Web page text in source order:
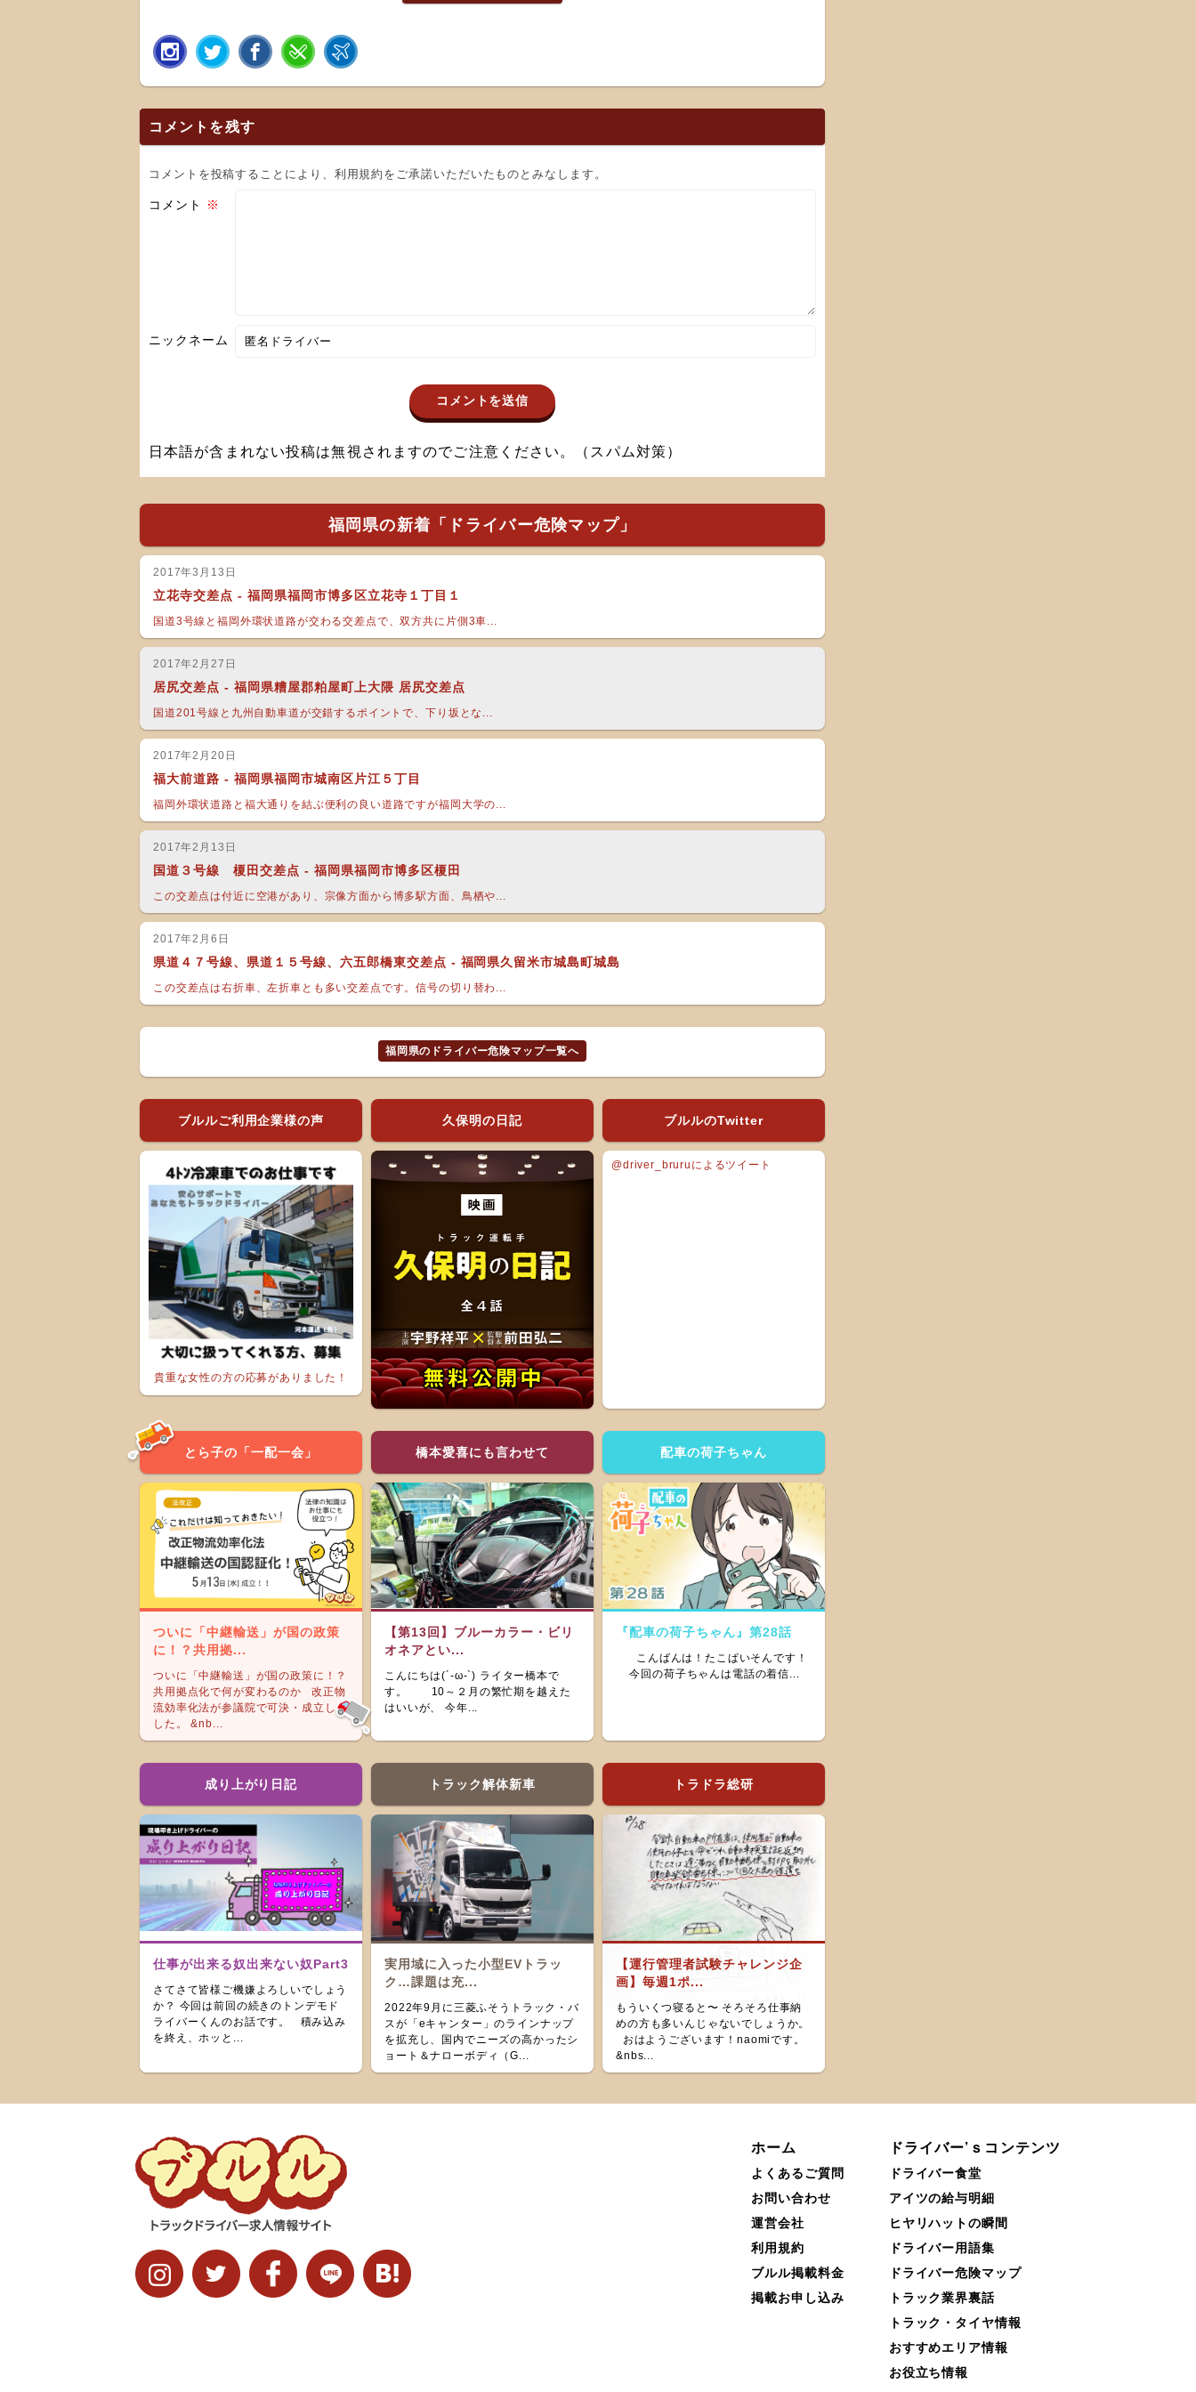
コメントを残す
コメントを投稿することにより、利用規約をご承諾いただいたものとみなします。
コメント ※
ニックネーム
日本語が含まれない投稿は無視されますのでご注意ください。（スパム対策）
福岡県の新着「ドライバー危険マップ」
2017年3月13日
立花寺交差点 - 福岡県福岡市博多区立花寺１丁目１
国道3号線と福岡外環状道路が交わる交差点で、双方共に片側3車...
2017年2月27日
居尻交差点 - 福岡県糟屋郡粕屋町上大隈 居尻交差点
国道201号線と九州自動車道が交錯するポイントで、下り坂とな...
2017年2月20日
福大前道路 - 福岡県福岡市城南区片江５丁目
福岡外環状道路と福大通りを結ぶ便利の良い道路ですが福岡大学の...
2017年2月13日
国道３号線 榎田交差点 - 福岡県福岡市博多区榎田
この交差点は付近に空港があり、宗像方面から博多駅方面、鳥栖や...
2017年2月6日
県道４７号線、県道１５号線、六五郎橋東交差点 - 福岡県久留米市城島町城島
この交差点は右折車、左折車とも多い交差点です。信号の切り替わ...
福岡県のドライバー危険マップ一覧へ
ブルルご利用企業様の声
貴重な女性の方の応募がありました！
久保明の日記 ブルルのTwitter
@driver_bruruによるツイート
とら子の「一配一会」
ついに「中継輸送」が国の政策
に！？共用拠...
ついに「中継輸送」が国の政策に！？
共用拠点化で何が変わるのか 改正物
流効率化法が参議院で可決・成立しま
した。 &nb...
橋本愛喜にも言わせて
【第13回】ブルーカラー・ビリ
オネアとい...
こんにちは(´-ω-`) ライター橋本で
す。 10～２月の繁忙期を越えた
はいいが、 今年...
配車の荷子ちゃん
『配車の荷子ちゃん』第28話
こんばんは！たこぱいそんです！
今回の荷子ちゃんは電話の着信...
成り上がり日記
仕事が出来る奴出来ない奴Part3
さてさて皆様ご機嫌よろしいでしょう
か？ 今回は前回の続きのトンデモド
ライバーくんのお話です。 積み込み
を終え、ホッと...
トラック解体新車
実用域に入った小型EVトラッ
ク…課題は充...
2022年9月に三菱ふそうトラック・バ
スが「eキャンター」のラインナップ
を拡充し、国内でニーズの高かったシ
ョート＆ナローボディ（G...
トラドラ総研
【運行管理者試験チャレンジ企
画】毎週1ポ...
もういくつ寝ると〜 そろそろ仕事納
めの方も多いんじゃないでしょうか。
おはようございます！naomiです。
&nbs...
ホーム
よくあるご質問
お問い合わせ
運営会社
利用規約
ブルル掲載料金
掲載お申し込み
ドライバー’ｓコンテンツ
ドライバー食堂
アイツの給与明細
ヒヤリハットの瞬間
ドライバー用語集
ドライバー危険マップ
トラック業界裏話
トラック・タイヤ情報
おすすめエリア情報
お役立ち情報